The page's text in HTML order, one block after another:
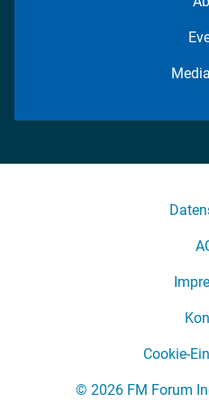
Cookie-
© 2026 FM Forum